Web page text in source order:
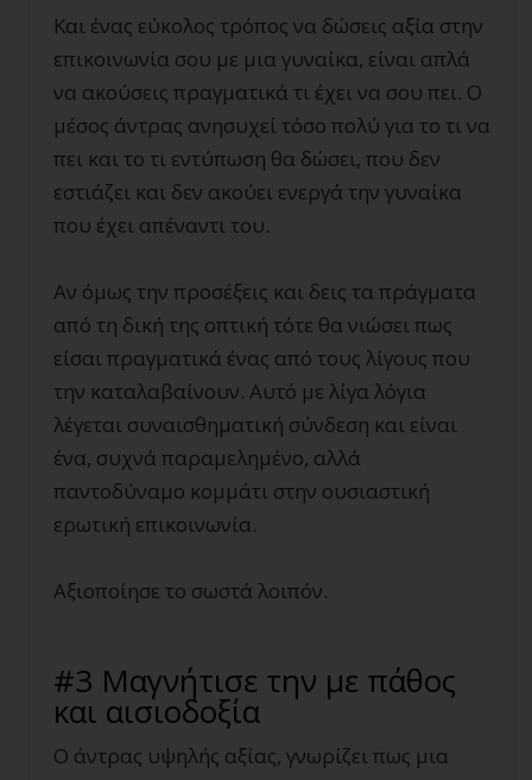
Και ένας εύκολος τρόπος να δώσεις αξία στην
επικοινωνία σου με μια γυναίκα, είναι απλά
να ακούσεις πραγματικά τι έχει να σου πει. Ο
μέσος άντρας ανησυχεί τόσο πολύ για το τι να
πει και το τι εντύπωση θα δώσει, που δεν
εστιάζει και δεν ακούει ενεργά την γυναίκα
που έχει απέναντι του.
Αν όμως την προσέξεις και δεις τα πράγματα
από τη δική της οπτική τότε θα νιώσει πως
είσαι πραγματικά ένας από τους λίγους που
την καταλαβαίνουν. Αυτό με λίγα λόγια
λέγεται συναισθηματική σύνδεση και είναι
ένα, συχνά παραμελημένο, αλλά
παντοδύναμο κομμάτι στην ουσιαστική
ερωτική επικοινωνία.
Αξιοποίησε το σωστά λοιπόν.
#3 Μαγνήτισε την με πάθος
και αισιοδοξία
Ο άντρας υψηλής αξίας, γνωρίζει πως μια